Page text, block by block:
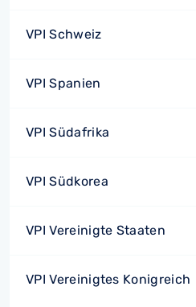
VPI Schweiz
VPI Spanien
VPI Südafrika
VPI Südkorea
VPI Vereinigte Staaten
VPI Vereinigtes Konigreich